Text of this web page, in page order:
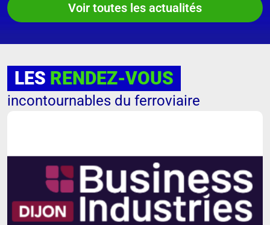
Voir toutes les actualités
LES RENDEZ-VOUS
incontournables du ferroviaire